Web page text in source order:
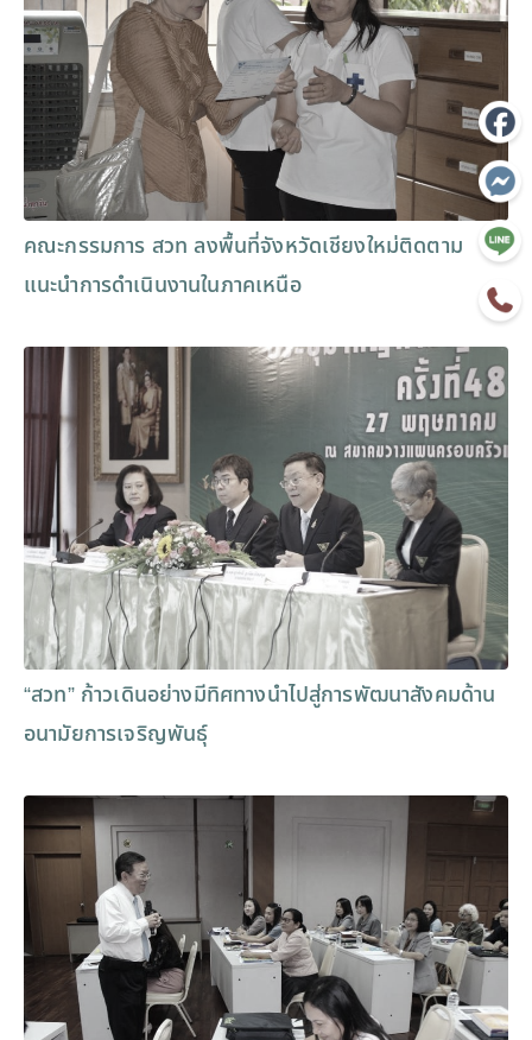
คณะกรรมการ สวท ลงพื้นที่จังหวัดเชียงใหม่ติดตาม
แนะนำการดำเนินงานในภาคเหนือ
“สวท” ก้าวเดินอย่างมีทิศทางนำไปสู่การพัฒนาสังคมด้าน
อนามัยการเจริญพันธุ์